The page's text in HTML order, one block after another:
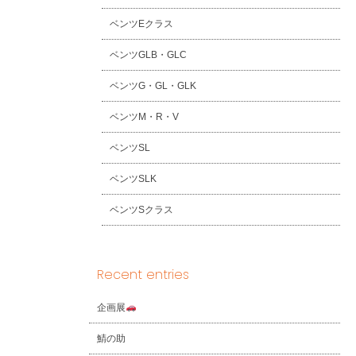
ベンツEクラス
ベンツGLB・GLC
ベンツG・GL・GLK
ベンツM・R・V
ベンツSL
ベンツSLK
ベンツSクラス
Recent entries
企画展
鯖の助